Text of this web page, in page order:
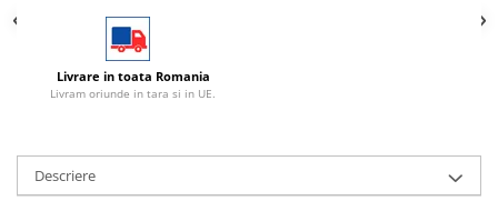
Livrare in toata Romania
Livram oriunde in tara si in UE.
Descriere